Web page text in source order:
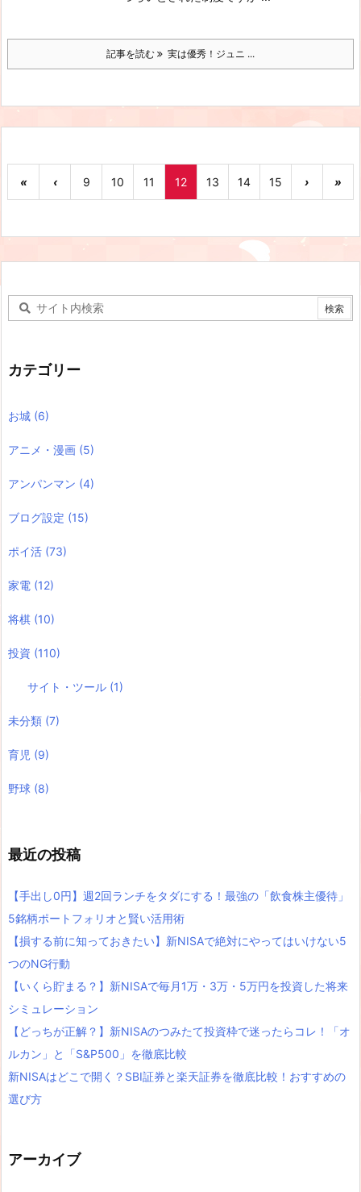
記事を読む 実は優秀！ジュニ ...
« ‹ 9 10 11 12 13 14 15 › »
カテゴリー
お城 (6)
アニメ・漫画 (5)
アンパンマン (4)
ブログ設定 (15)
ポイ活 (73)
家電 (12)
将棋 (10)
投資 (110)
サイト・ツール (1)
未分類 (7)
育児 (9)
野球 (8)
最近の投稿
【手出し0円】週2回ランチをタダにする！最強の「飲食株主優待」
5銘柄ポートフォリオと賢い活用術
【損する前に知っておきたい】新NISAで絶対にやってはいけない5
つのNG行動
【いくら貯まる？】新NISAで毎月1万・3万・5万円を投資した将来
シミュレーション
【どっちが正解？】新NISAのつみたて投資枠で迷ったらコレ！「オ
ルカン」と「S&P500」を徹底比較
新NISAはどこで開く？SBI証券と楽天証券を徹底比較！おすすめの
選び方
アーカイブ